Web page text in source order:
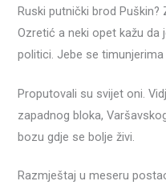
Ruski putnički brod Puškin?
Ozretić a neki opet kažu da
politici. Jebe se
Proputovali su svijet oni.
zapadnog bloka,
bozu gdje se bolje živi.
Razmještaj u meseru